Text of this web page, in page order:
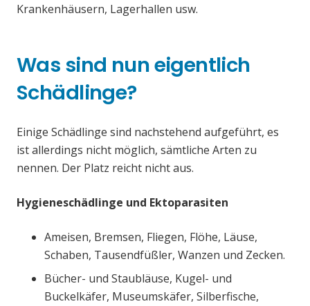
Krankenhäusern, Lagerhallen usw.
Was sind nun eigentlich
Schädlinge?
Einige Schädlinge sind nachstehend aufgeführt, es
ist allerdings nicht möglich, sämtliche Arten zu
nennen. Der Platz reicht nicht aus.
Hygieneschädlinge und Ektoparasiten
Ameisen, Bremsen, Fliegen, Flöhe, Läuse,
Schaben, Tausendfüßler, Wanzen und Zecken.
Bücher- und Staubläuse, Kugel- und
Buckelkäfer, Museumskäfer, Silberfische,